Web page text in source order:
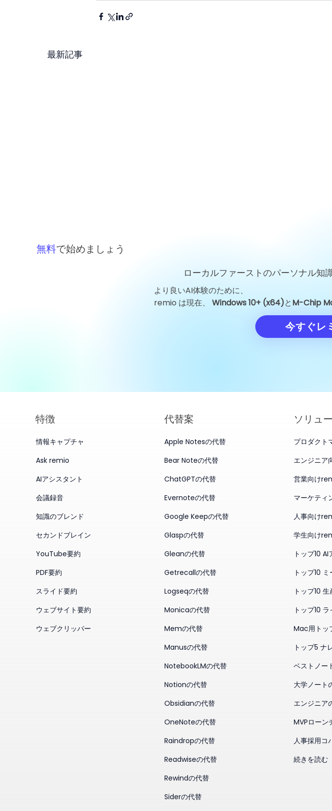
最新記事
GigaDeviceテクノロジーニ
ュース：チップサイクルが確
GoogleのJeff Dean退社：
一人のエンジニアの離脱が
業界を揺るがした理由
無料で始めましょう
ローカルファーストのパーソナル知
より良いAI体験のために、
remio は現在、 Windows 10+ (x64)とM-Chip
今すぐレ
特徴
情報キャプチャ
Ask remio
AIアシスタント
会議録音
知識のブレンド
セカンドブレイン
YouTube要約
PDF要約
スライド要約
ウェブサイト要約
ウェブクリッパー
代替案
Apple Notesの代替
Bear Noteの代替
ChatGPTの代替
Evernoteの代替
Google Keepの代替
Glaspの代替
Gleanの代替
Getrecallの代替
Logseqの代替
Monicaの代替
Memの代替
Manusの代替
NotebookLMの代替
Notionの代替
Obsidianの代替
OneNoteの代替
Raindropの代替
Readwiseの代替
Rewindの代替
Siderの代替
ソリュ
プロダクト
エンジニア
営業向け
マーケティ
人事向け
学生向け
トップ10
トップ10
トップ10
トップ10
Mac用トッ
トップ5 ナ
ベストノー
大学ノート
エンジニア
MVPローン
人事採用コ
続きを読む